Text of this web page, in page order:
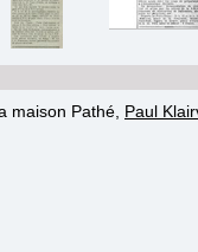
maison Pathé, Paul